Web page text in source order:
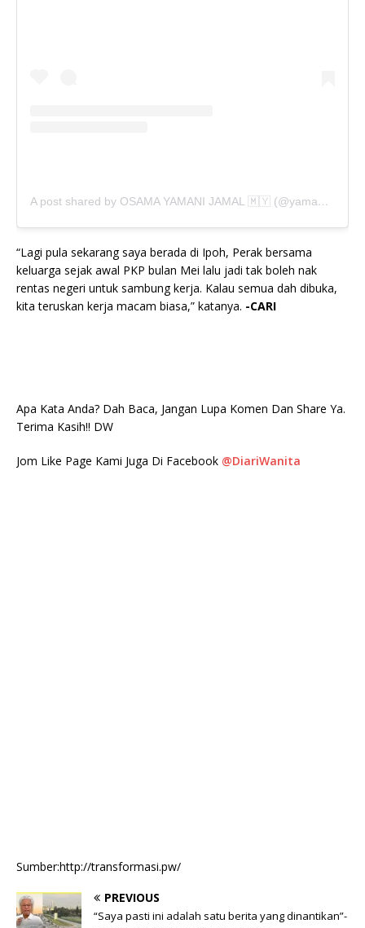
A post shared by OSAMA YAMANI JAMAL 🇲🇾 (@yamaniabdillah)
“Lagi pula sekarang saya berada di Ipoh, Perak bersama
keluarga sejak awal PKP bulan Mei lalu jadi tak boleh nak
rentas negeri untuk sambung kerja. Kalau semua dah dibuka,
kita teruskan kerja macam biasa,” katanya. -CARI
Apa Kata Anda? Dah Baca, Jangan Lupa Komen Dan Share Ya.
Terima Kasih!! DW
Jom Like Page Kami Juga Di Facebook @DiariWanita
Sumber:http://transformasi.pw/
PREVIOUS
“Saya pasti ini adalah satu berita yang dinantikan”-